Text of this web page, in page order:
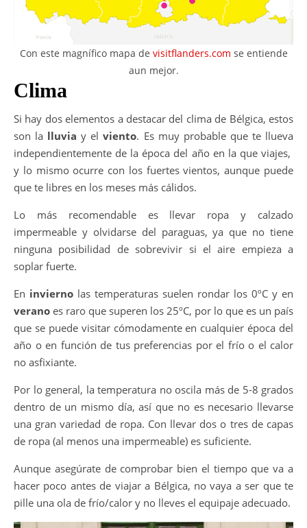
Con este magnífico mapa de visitflanders.com se entiende
aun mejor.
Clima
Si hay dos elementos a destacar del clima de Bélgica, estos
son la lluvia y elviento. Es muy probable que te llueva
independientemente de la época del año en la que viajes,
y lo mismo ocurre con los fuertes vientos, aunque puede
que te libres en los meses más cálidos.
Lo más recomendable es llevar ropa y calzado
impermeable y olvidarse del paraguas, ya que no tiene
ninguna posibilidad de sobrevivir si el aire empieza a
soplar fuerte.
En invierno las temperaturas suelen rondar los 0ºC y en
verano es raro que superen los 25ºC, por lo que es un país
que se puede visitar cómodamente en cualquier época del
año o en función de tus preferencias por el frío o el calor
no asfixiante.
Por lo general, la temperatura no oscila más de 5-8 grados
dentro de un mismo día, así que no es necesario llevarse
una gran variedad de ropa. Con llevar dos o tres de capas
de ropa (al menos una impermeable) es suficiente.
Aunque asegúrate de comprobar bien el tiempo que va a
hacer poco antes de viajar a Bélgica, no vaya a ser que te
pille una ola de frío/calor y no lleves el equipaje adecuado.